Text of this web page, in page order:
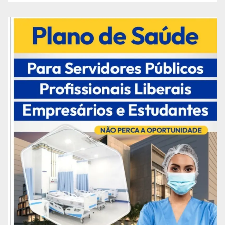
A data para a realização do workshop está
marcada para os dias 27 e 28 de abril e atende as
Recomendações do Conselho Nacional do
Ministério Público (CNMP) e simboliza a adesão
ao protocolo do Conselho Nacional de Justiça
(CNJ), de julgamento e perspectiva de gêneros. A
Comissão de Mulheres do Ministério Público
estadual é formada pelas promotoras de Justiça
Fábia Nilci Santana, Fábia Regina Rocha, Neuza
Rodrigues Barbosa e Christie Damasceno Girão, e
tem como suplentes, as promotoras Gisa Veiga e
Samile Alcolumbre. A dinâmica, temas e painéis
estão em planejamento e em construção
conjunta com representantes de órgãos do